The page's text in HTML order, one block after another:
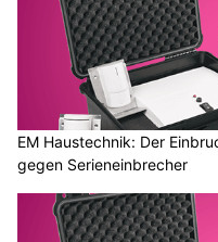
EM Haustechnik: Der
gegen Serieneinbrecher